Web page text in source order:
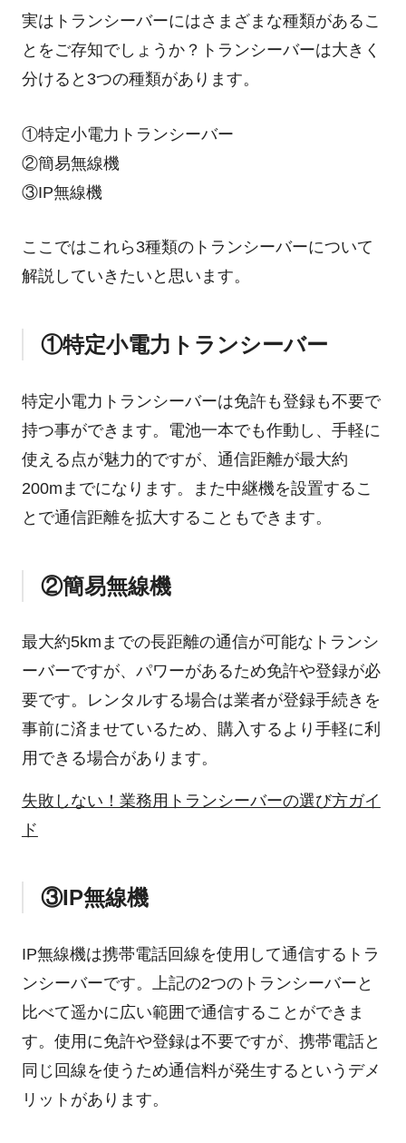
実はトランシーバーにはさまざまな種類があるこ
とをご存知でしょうか？トランシーバーは大きく
分けると3つの種類があります。
①特定小電力トランシーバー
②簡易無線機
③IP無線機
ここではこれら3種類のトランシーバーについて
解説していきたいと思います。
①特定小電力トランシーバー
特定小電力トランシーバーは免許も登録も不要で
持つ事ができます。電池一本でも作動し、手軽に
使える点が魅力的ですが、通信距離が最大約
200mまでになります。また中継機を設置するこ
とで通信距離を拡大することもできます。
②簡易無線機
最大約5kmまでの長距離の通信が可能なトランシ
ーバーですが、パワーがあるため免許や登録が必
要です。レンタルする場合は業者が登録手続きを
事前に済ませているため、購入するより手軽に利
用できる場合があります。
失敗しない！業務用トランシーバーの選び方ガイ
ド
③IP無線機
IP無線機は携帯電話回線を使用して通信するトラ
ンシーバーです。上記の2つのトランシーバーと
比べて遥かに広い範囲で通信することができま
す。使用に免許や登録は不要ですが、携帯電話と
同じ回線を使うため通信料が発生するというデメ
リットがあります。